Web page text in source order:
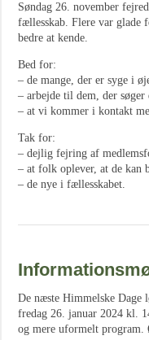
Søndag 26. november
fællesskab. Flere var glade
bedre at kende.
Bed for:
– de mange, der er syge i
– arbejde til dem, der søger
– at vi kommer i kontakt
Tak for:
– dejlig fejring af
– at folk oplever, at de kan
– de nye i fællesskabet.
De næste Himmelske Dage
fredag 26. januar 2024 kl.
og mere uformelt program.